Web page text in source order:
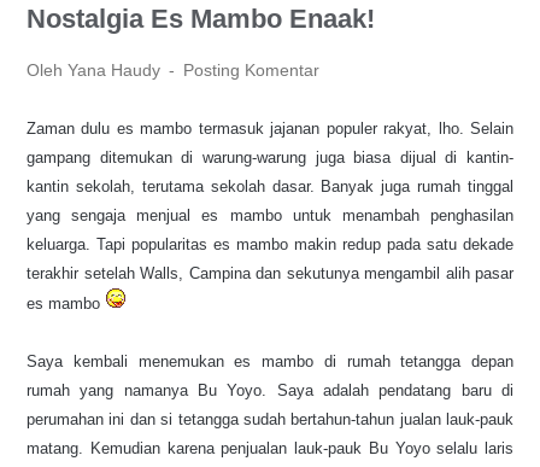
Nostalgia Es Mambo Enaak!
Oleh Yana Haudy Posting Komentar
Zaman dulu es mambo termasuk jajanan populer rakyat, lho. Selain
gampang ditemukan di warung-warung juga biasa dijual di kantin-
kantin sekolah, terutama sekolah dasar. Banyak juga rumah tinggal
yang sengaja menjual es mambo untuk menambah penghasilan
keluarga. Tapi popularitas es mambo makin redup pada satu dekade
terakhir setelah Walls, Campina dan sekutunya mengambil alih pasar
es mambo
Saya kembali menemukan es mambo di rumah tetangga depan
rumah yang namanya Bu Yoyo. Saya adalah pendatang baru di
perumahan ini dan si tetangga sudah bertahun-tahun jualan lauk-pauk
matang. Kemudian karena penjualan lauk-pauk Bu Yoyo selalu laris